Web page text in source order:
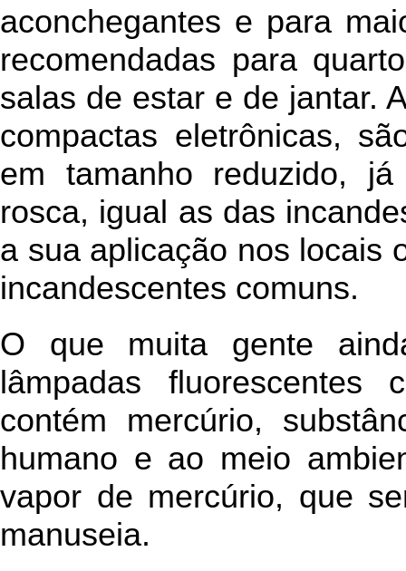
aconchegantes e para
recomendadas para
salas de estar e de jantar.
compactas eletrônicas,
em tamanho reduzido,
rosca, igual as das
a sua aplicação nos locais
incandescentes comuns.
O que muita gente
lâmpadas fluorescentes
contém mercúrio,
humano e ao meio
vapor de mercúrio, que
manuseia.